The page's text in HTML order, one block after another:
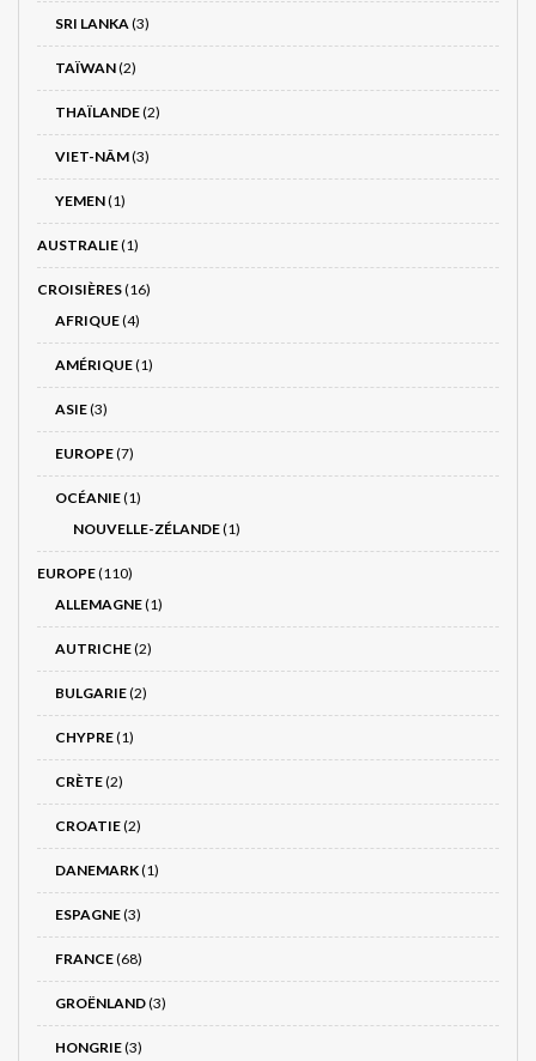
SRI LANKA(3)
TAÏWAN(2)
THAÏLANDE(2)
VIET-NÂM(3)
YEMEN(1)
AUSTRALIE(1)
CROISIÈRES(16)
AFRIQUE(4)
AMÉRIQUE(1)
ASIE(3)
EUROPE(7)
OCÉANIE(1)
NOUVELLE-ZÉLANDE(1)
EUROPE(110)
ALLEMAGNE(1)
AUTRICHE(2)
BULGARIE(2)
CHYPRE(1)
CRÈTE(2)
CROATIE(2)
DANEMARK(1)
ESPAGNE(3)
FRANCE(68)
GROËNLAND(3)
HONGRIE(3)